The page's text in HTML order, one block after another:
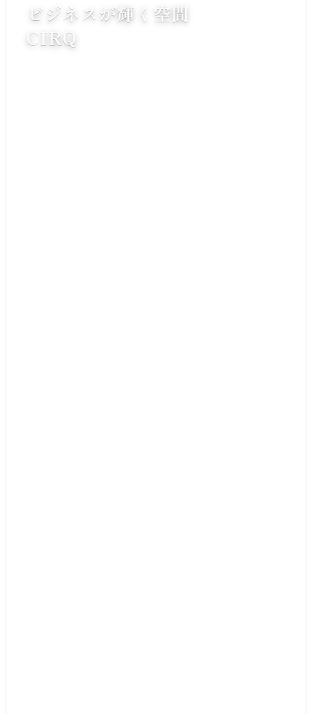
ビジネスが輝く空間
CIRQ